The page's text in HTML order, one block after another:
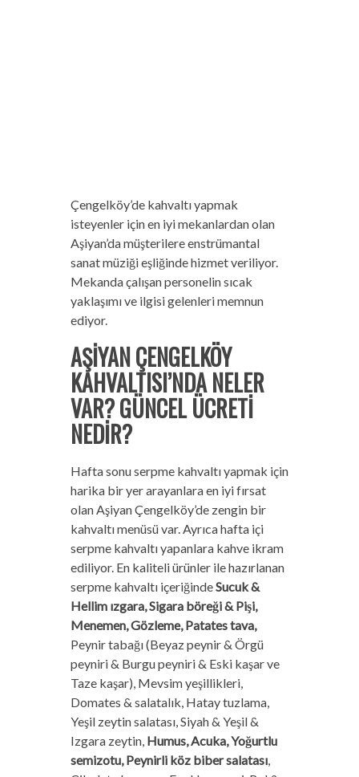
Çengelköy’de kahvaltı yapmak
isteyenler için en iyi mekanlardan olan
Aşiyan’da müşterilere enstrümantal
sanat müziği eşliğinde hizmet veriliyor.
Mekanda çalışan personelin sıcak
yaklaşımı ve ilgisi gelenleri memnun
ediyor.
AŞİYAN ÇENGELKÖY
KAHVALTISI’NDA NELER
VAR? GÜNCEL ÜCRETİ
NEDİR?
Hafta sonu serpme kahvaltı yapmak için
harika bir yer arayanlara en iyi fırsat
olan Aşiyan Çengelköy’de zengin bir
kahvaltı menüsü var. Ayrıca hafta içi
serpme kahvaltı yapanlara kahve ikram
ediliyor. En kaliteli ürünler ile hazırlanan
serpme kahvaltı içeriğindeSucuk &
Hellim ızgara, Sigara böreği & Pişi,
Menemen, Gözleme, Patates tava,
Peynir tabağı (Beyaz peynir & Örgü
peyniri & Burgu peyniri & Eski kaşar ve
Taze kaşar), Mevsim yeşillikleri,
Domates & salatalık, Hatay tuzlama,
Yeşil zeytin salatası, Siyah & Yeşil &
Izgara zeytin, Humus, Acuka, Yoğurtlu
semizotu, Peynirli köz biber salatası,